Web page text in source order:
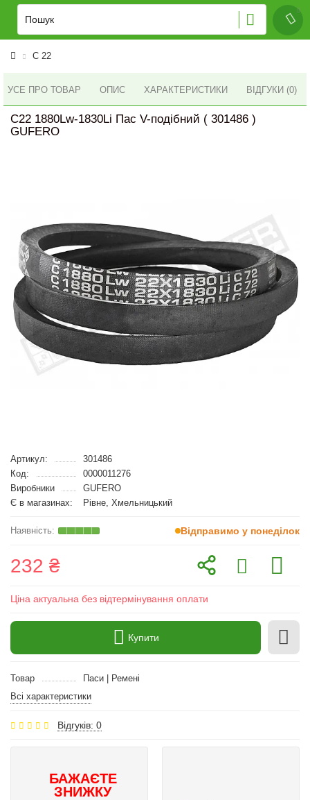
C 22
УСЕ ПРО ТОВАР ОПИС ХАРАКТЕРИСТИКИ ВІДГУКИ (0)
C22 1880Lw-1830Li Пас V-подібний ( 301486 )
GUFERO
Артикул:
301486
Код:
0000011276
Виробники
GUFERO
Є в магазинах:
Рівне, Хмельницький
Відправимо у понеділок
232 ₴
Ціна актуальна без відтермінування оплати
Купити
Товар
Паси | Ремені
Всі характеристики
Відгуків: 0
БАЖАЄТЕ
ЗНИЖКУ